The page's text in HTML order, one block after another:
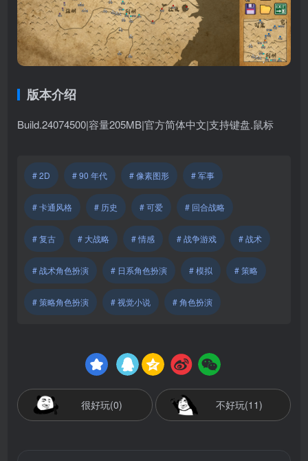
版本介绍
Build.24074500|容量205MB|官方简体中文|支持键盘.鼠标
# 2D # 90 年代 # 像素图形 # 军事
# 卡通风格 # 历史 # 可爱 # 回合战略
# 复古 # 大战略 # 情感 # 战争游戏 # 战术
# 战术角色扮演 # 日系角色扮演 # 模拟 # 策略
# 策略角色扮演 # 视觉小说 # 角色扮演
很好玩(0) 不好玩(11)